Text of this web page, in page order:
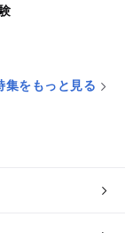
集をもっと見る